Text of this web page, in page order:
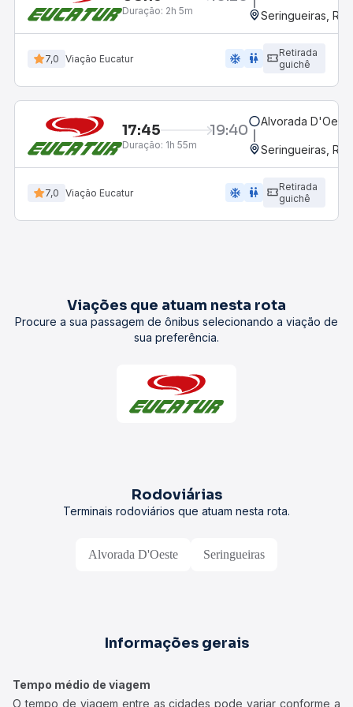
Duração: 2h 5m Seringueiras, RO
7,0 Viação Eucatur ac_unit wc
Retirada
guichê
17:45 19:40
Duração: 1h 55m
Alvorada
Seringueiras, RO
7,0 Viação Eucatur ac_unit wc
Retirada
guichê
Viações que atuam nesta rota
Procure a sua passagem de ônibus selecionando a viação de
sua preferência.
Rodoviárias
Terminais rodoviários que atuam nesta rota.
Alvorada D'Oeste Seringueiras
Informações gerais
Tempo médio de viagem
O tempo de viagem entre as cidades pode variar conforme a